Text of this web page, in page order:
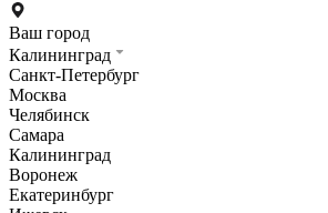
Ваш город
Калининград
Санкт-Петербург
Москва
Челябинск
Самара
Калининград
Воронеж
Екатеринбург